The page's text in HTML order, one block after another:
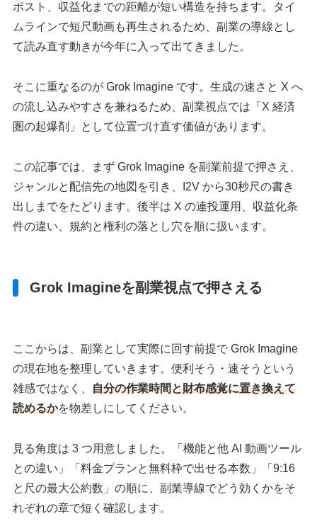
ポスト、収益化までの距離が短い構造を持ちます。タイ
ムラインで短尺動画も再生されるため、副業の導線とし
て読み直す動きが今年に入って出てきました。
そこに重なるのが Grok Imagine です。生成の速さと X へ
の流し込みやすさを兼ねるため、副業視点では「X 経済
圏の起爆剤」として位置づけ直す価値があります。
この記事では、まず Grok Imagine を副業前提で押さえ、
ジャンルと配信先の地図を引き、I2V から30秒尺の書き
出しまでをたどります。後半は X の連投運用、収益化条
件の違い、規約と権利の落とし穴を順に扱います。
Grok Imagineを副業視点で押さえる
ここからは、副業として実際に回す前提で Grok Imagine
の現在地を整理していきます。便利そう・速そうという
雑感ではなく、自分の作業時間と財布感覚に置き換えて
読めるかを物差しにしてください。
見る角度は 3 つ用意しました。「機能と他 AI 動画ツール
との違い」「料金プランと無料枠で出せる本数」「9:16
と尺の最大公約数」の順に、副業導線でどう効くかをそ
れぞれの章で短く確認します。